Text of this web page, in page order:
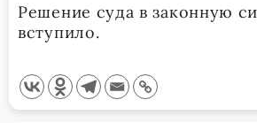
Решение суда в законную
вступило.